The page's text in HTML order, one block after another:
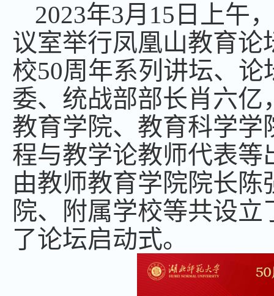
2023年3月 15 日上午
议室举行凤凰山教育
校50周年系列讲坛、
委、统战部部长肖六
教育学院、教育科学
程与教学论教师代表
由教师教育学院院长
院、附属学校等共设立
了论坛启动式。